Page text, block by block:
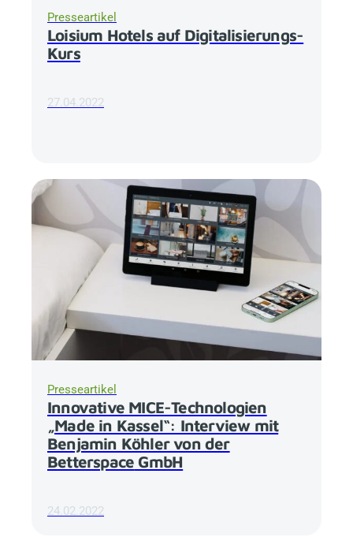
Presseartikel
Loisium Hotels auf Digitalisierungs-
Kurs
27.04.2022
Presseartikel
Innovative MICE-Technologien
„Made in Kassel“: Interview mit
Benjamin Köhler von der
Betterspace GmbH
24.02.2022